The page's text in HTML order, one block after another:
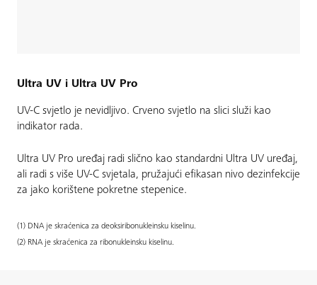
Ultra UV i Ultra UV Pro
UV-C svjetlo je nevidljivo. Crveno svjetlo na slici služi kao
indikator rada.
Ultra UV Pro uređaj radi slično kao standardni Ultra UV uređaj,
ali radi s više UV-C svjetala, pružajući efikasan nivo dezinfekcije
za jako korištene pokretne stepenice.
(1) DNA je skraćenica za deoksiribonukleinsku kiselinu.
(2) RNA je skraćenica za ribonukleinsku kiselinu.